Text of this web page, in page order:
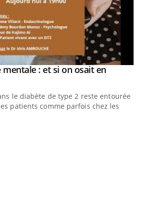
mentale : et si on osait en
le diabète de type 2 reste entourée
patients comme parfois chez les